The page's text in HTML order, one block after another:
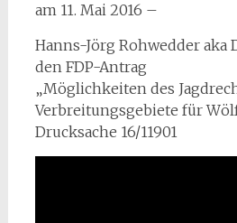
am 11. Mai 2016 –
Hanns-Jörg Rohwedder aka
den FDP-Antrag
„Möglichkeiten des
Verbreitungsgebiete für
Drucksache 16/11901